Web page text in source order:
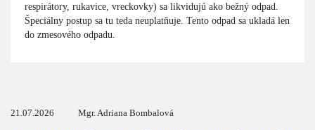
respirátory, rukavice, vreckovky) sa likvidujú ako bežný odpad.
Špeciálny postup sa tu teda neuplatňuje. Tento odpad sa ukladá len
do zmesového odpadu.
21.07.2026 Mgr. Adriana Bombalová